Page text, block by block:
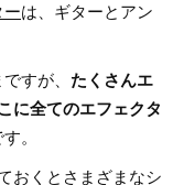
ーは、ギターとアン
すが、 たくさんエ
に全てのエフェクタ
。
おくとさまざまなシ